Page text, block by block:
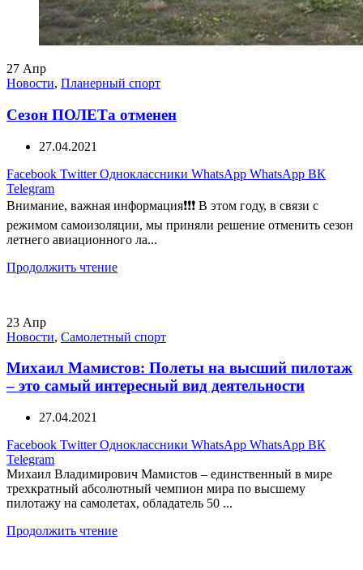
27 Апр
Новости, Планерный спорт
Сезон ПОЛЕТа отменен
27.04.2021
Facebook Twitter Одноклассники WhatsApp WhatsApp ВК
Telegram
Внимание, важная информация❗❗❗ В этом году, в связи с
режимом самоизоляции, мы приняли решение отменить сезон
летнего авиационного ла...
Продолжить чтение
23 Апр
Новости, Самолетный спорт
Михаил Мамистов: Полеты на высший пилотаж
– это самый интересный вид деятельности
27.04.2021
Facebook Twitter Одноклассники WhatsApp WhatsApp ВК
Telegram
Михаил Владимирович Мамистов – единственный в мире
трехкратный абсолютный чемпион мира по высшему
пилотажу на самолетах, обладатель 50 ...
Продолжить чтение